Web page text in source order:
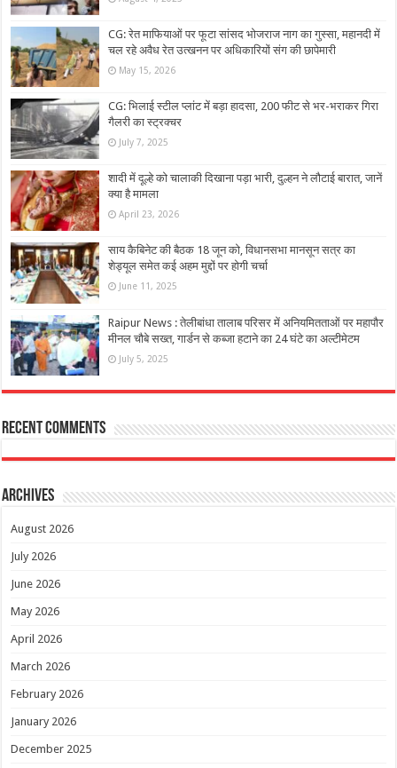
CG: रेत माफियाओं पर फूटा सांसद भोजराज नाग का गुस्‍सा, महानदी में
चल रहे अवैध रेत उत्खनन पर अधिकारियों संग की छापेमारी
May 15, 2026
CG: भिलाई स्टील प्लांट में बड़ा हादसा, 200 फीट से भर-भराकर गिरा
गैलरी का स्ट्रक्चर
July 7, 2025
शादी में दूल्हे को चालाकी दिखाना पड़ा भारी, दुल्हन ने लौटाई बारात, जानें
क्या है मामला
April 23, 2026
साय कैबिनेट की बैठक 18 जून को, विधानसभा मानसून सत्र का
शेड्यूल समेत कई अहम मुद्दों पर होगी चर्चा
June 11, 2025
Raipur News : तेलीबांधा तालाब परिसर में अनियमितताओं पर महापौर
मीनल चौबे सख्त, गार्डन से कब्जा हटाने का 24 घंटे का अल्टीमेटम
July 5, 2025
Recent Comments
Archives
August 2026
July 2026
June 2026
May 2026
April 2026
March 2026
February 2026
January 2026
December 2025